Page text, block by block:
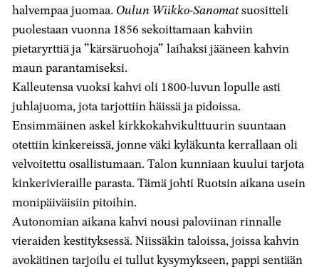
halvempaa juomaa. Oulun Wiikko-Sanomatsuositteli
puolestaan vuonna 1856 sekoittamaan kahviin
pietaryrttiä ja ”kärsäruohoja” laihaksi jääneen kahvin
maun parantamiseksi.
Kalleutensa vuoksi kahvi oli 1800-luvun lopulle asti
juhlajuoma, jota tarjottiin häissä ja pidoissa.
Ensimmäinen askel kirkkokahvikulttuurin suuntaan
otettiin kinkereissä, jonne väki kyläkunta kerrallaan oli
velvoitettu osallistumaan. Talon kunniaan kuului tarjota
kinkerivieraille parasta. Tämä johti Ruotsin aikana usein
monipäiväisiin pitoihin.
Autonomian aikana kahvi nousi paloviinan rinnalle
vieraiden kestityksessä. Niissäkin taloissa, joissa kahvin
avokätinen tarjoilu ei tullut kysymykseen, pappi sentään